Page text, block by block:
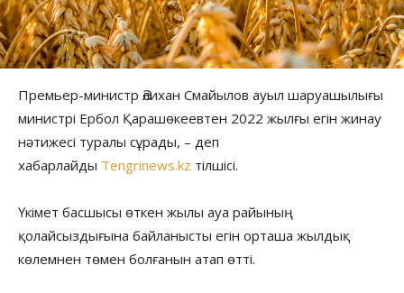
Премьер-министр Әлихан Смайылов ауыл шаруашылығы
министрі Ербол Қарашөкеевтен 2022 жылғы егін жинау
нәтижесі туралы сұрады, – деп
хабарлайды Tengrinews.kz тілшісі.
Үкімет басшысы өткен жылы ауа райының
қолайсыздығына байланысты егін орташа жылдық
көлемнен төмен болғанын атап өтті.